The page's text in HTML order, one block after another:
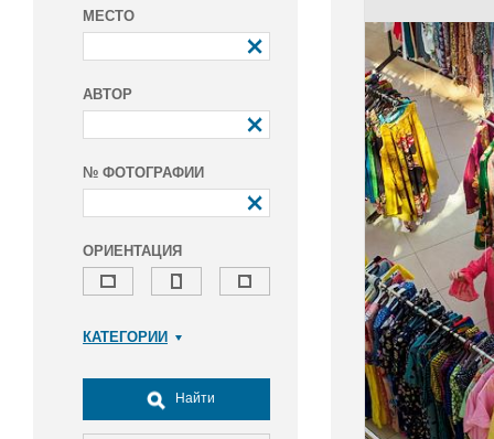
МЕСТО
АВТОР
№ ФОТОГРАФИИ
ОРИЕНТАЦИЯ
КАТЕГОРИИ
Досуг, туризм и отдых
Культура
Найти